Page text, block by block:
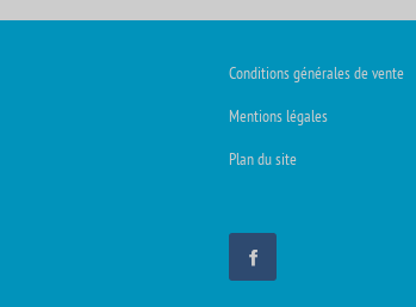
Conditions générales de vente
Mentions légales
Plan du site